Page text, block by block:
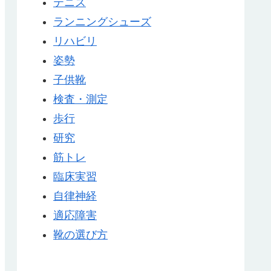
テニス
ランニングシューズ
リハビリ
姿勢
子供靴
検査・測定
歩行
研究
筋トレ
臨床実習
自律神経
適応障害
靴の選び方